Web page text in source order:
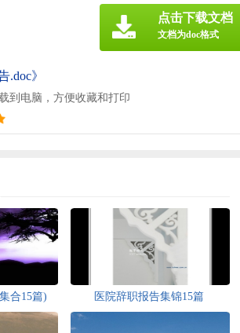
.doc》
到电脑，方便收藏和打印
点击下载文档
文档为doc格式
合15篇) 医院辞职报告集锦15篇